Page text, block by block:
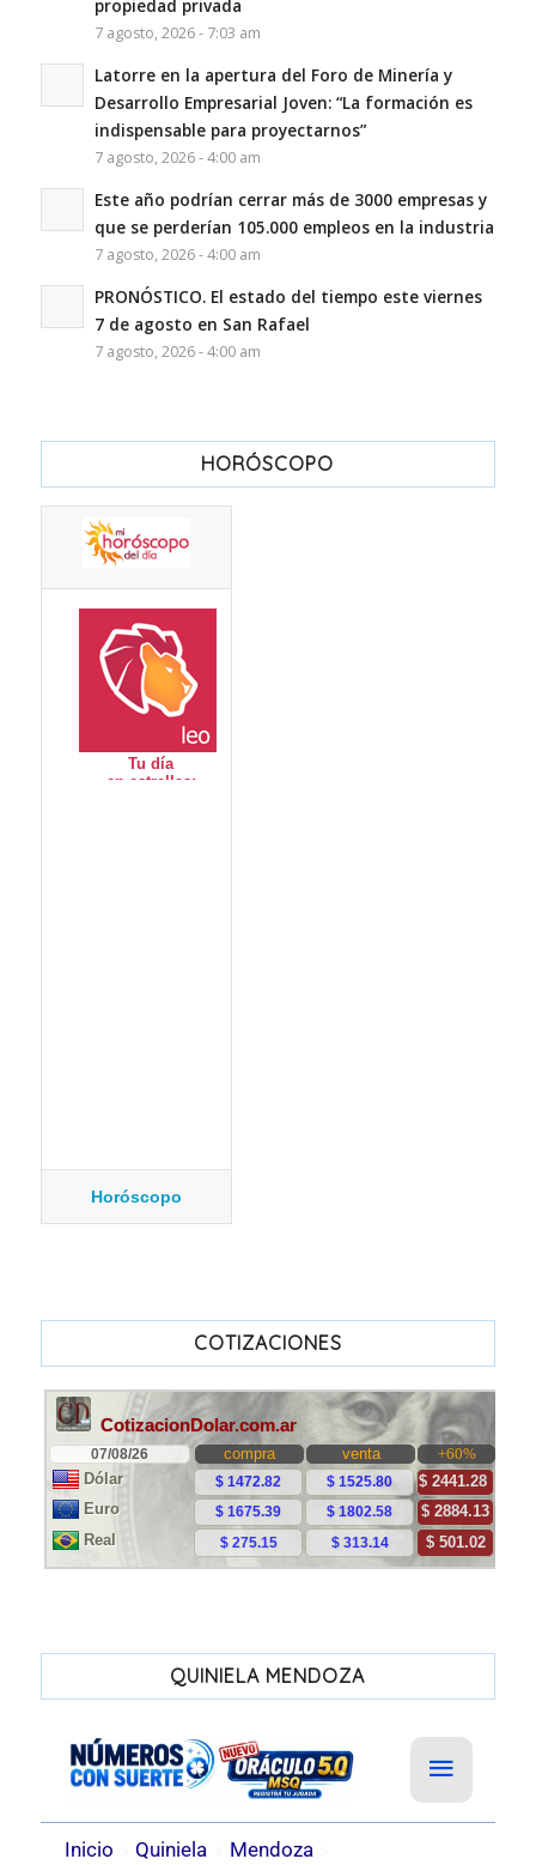
propiedad privada
7 agosto, 2026 - 7:03 am
Latorre en la apertura del Foro de Minería y
Desarrollo Empresarial Joven: “La formación es
indispensable para proyectarnos”
7 agosto, 2026 - 4:00 am
Este año podrían cerrar más de 3000 empresas y
que se perderían 105.000 empleos en la industria
7 agosto, 2026 - 4:00 am
PRONÓSTICO. El estado del tiempo este viernes
7 de agosto en San Rafael
7 agosto, 2026 - 4:00 am
HORÓSCOPO
Horóscopo
COTIZACIONES
QUINIELA MENDOZA